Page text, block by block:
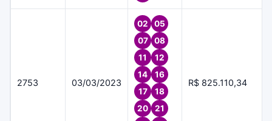
2753 03/03/2023
02
05
07
08
11
12
14
16
17
18
20
21
R$ 825.110,34